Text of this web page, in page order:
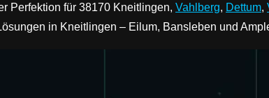
Perfektion für 38170 Kneitlingen, Vahlberg, Dettum,
in Kneitlingen – Eilum, Bansleben und